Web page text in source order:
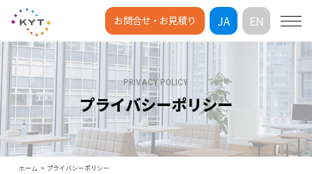
お問合せ・お見積り JA EN
PRIVACY POLICY
プライバシーポリシー
ホーム プライバシーポリシー